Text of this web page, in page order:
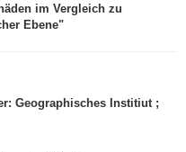
im Vergleich zu
Ebene"
Geographisches Institiut ;